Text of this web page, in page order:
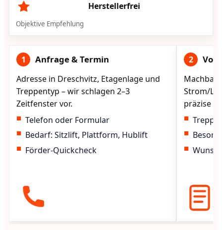
Herstellerfrei
Objektive Empfehlung
1 Anfrage & Termin
Adresse in Dreschvitz, Etagenlage und
Treppentyp – wir schlagen 2–3
Zeitfenster vor.
Telefon oder Formular
Bedarf: Sitzlift, Plattform, Hublift
Förder-Quickcheck
2
Strom/
präzise